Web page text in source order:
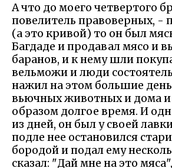
А что до моего четвертого
повелитель правоверных, -
(а это кривой) то он был
Багдаде и продавал мясо и
баранов, и к нему шли
вельможи и люди
нажил на этом большие
вьючных животных и дома и
образом долгое время. И
из дней, он был у своей
подле нее остановился
бородой и подал ему
сказал: "Дай мне на это